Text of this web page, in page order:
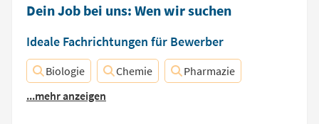
Dein Job bei uns: Wen wir suchen
Ideale Fachrichtungen für Bewerber
Biologie Chemie
Pharmazie
...mehr anzeigen